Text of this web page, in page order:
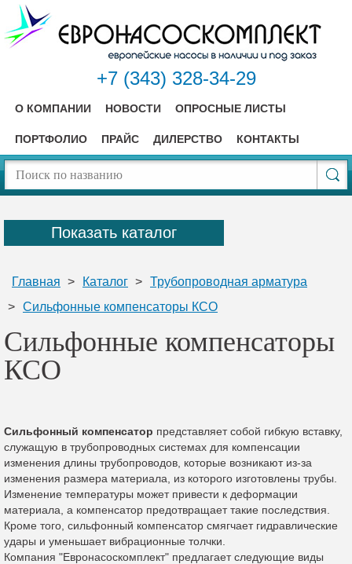
+7 (343) 328-34-29
О КОМПАНИИ НОВОСТИ ОПРОСНЫЕ ЛИСТЫ
ПОРТФОЛИО ПРАЙС ДИЛЕРСТВО КОНТАКТЫ
Показать каталог
Главная > Каталог > Трубопроводная арматура
> Сильфонные компенсаторы КСО
Сильфонные компенсаторы
КСО
Cильфонный компенсатор представляет собой гибкую вставку,
служащую в трубопроводных системах для компенсации
изменения длины трубопроводов, которые возникают из-за
изменения размера материала, из которого изготовлены трубы.
Изменение температуры может привести к деформации
материала, а компенсатор предотвращает такие последствия.
Кроме того, сильфонный компенсатор смягчает гидравлические
удары и уменьшает вибрационные толчки.
Компания "Евронасоскомплект" предлагает следующие виды